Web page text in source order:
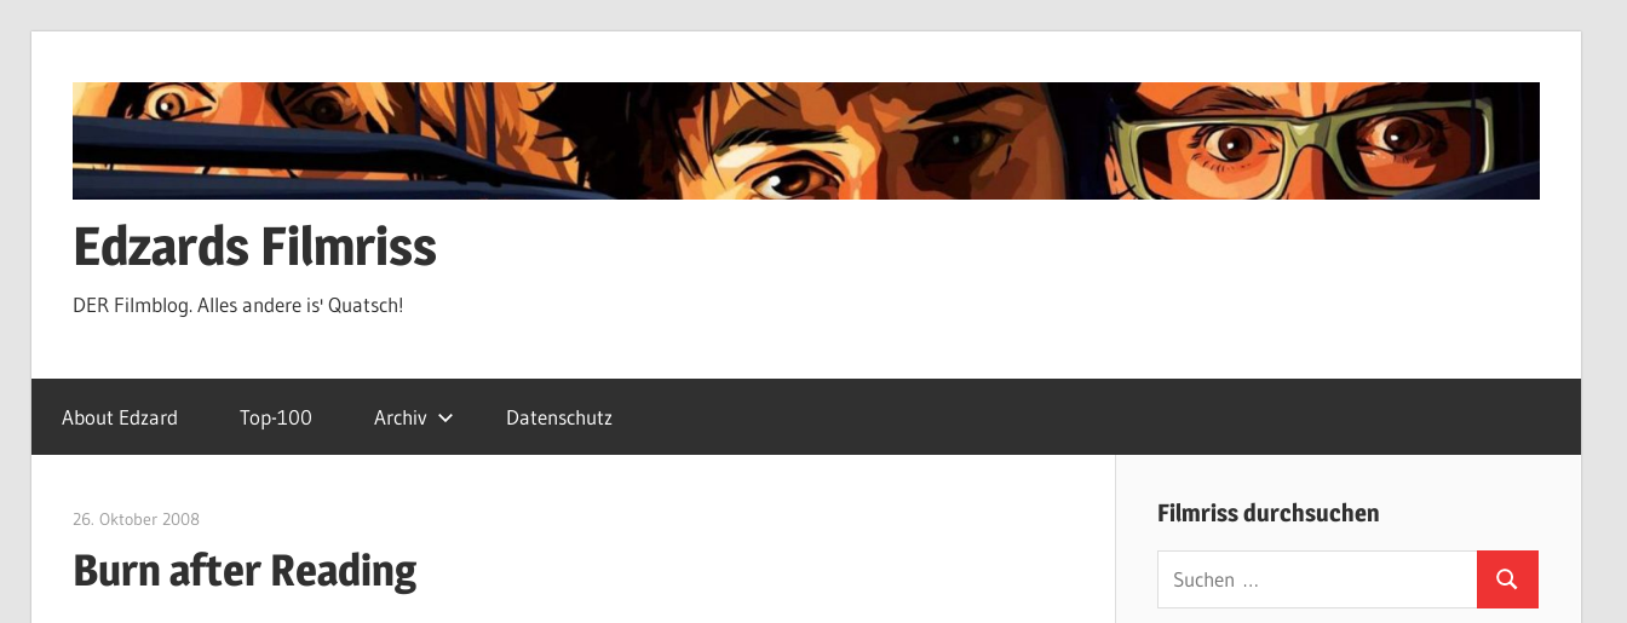
Inhalt
springen
Edzards Filmriss
DER Filmblog. Alles andere is' Quatsch!
About Edzard Top-100 Archiv Datenschutz
26. Oktober 2008edzehard
Burn after Reading
Filmriss durchsuchen
Suchen
nach:
Suchen